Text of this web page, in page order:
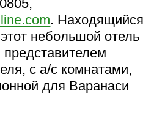
. Находящийся
небольшой отель
с a/c комнатами,
для Варанаси